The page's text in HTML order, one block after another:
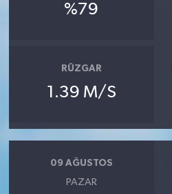
%79
RÜZGAR
1.39 M/S
09 AĞUSTOS
PAZAR